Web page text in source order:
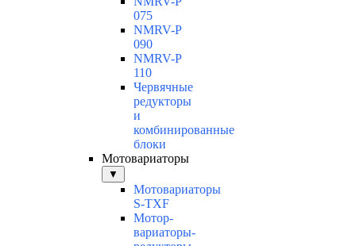
075
NMRV-P
090
NMRV-P
110
Червячные
редукторы
и
комбинированные
блоки
Мотовариаторы
▼
Мотовариаторы
S-TXF
Мотор-
вариаторы-